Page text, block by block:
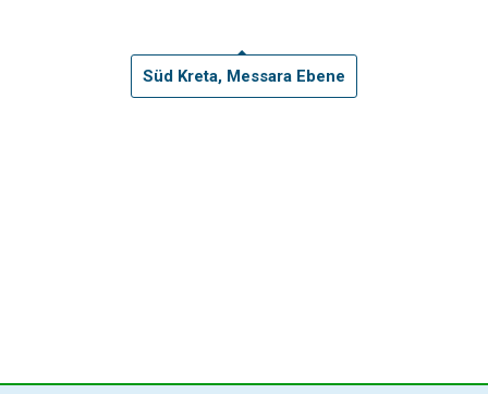
Süd Kreta, Messara Ebene